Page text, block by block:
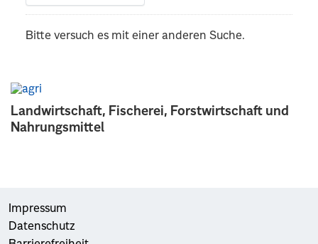
Landwirtschaft, Fischerei, Forstwirtschaft und
Nahrungsmittel
Bitte versuch es mit einer anderen Suche.
Impressum
Datenschutz